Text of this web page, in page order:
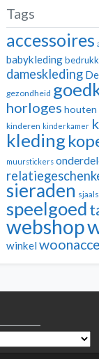
Tags
accessoires
babykleding
dameskleding
gezondheid
horloges houten
kinderen kinderkamer
kleding
muurstickers
sieraden sjaals
speelgoed
webshop
winkel